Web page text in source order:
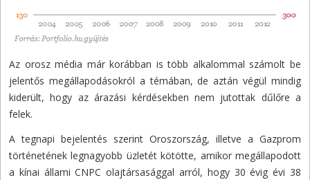
Az orosz média már korábban is több alkalommal számolt be
jelentős megállapodásokról a témában, de aztán végül mindig
kiderült, hogy az árazási kérdésekben nem jutottak dűlőre a
felek.
A tegnapi bejelentés szerint Oroszország, illetve a Gazprom
történetének legnagyobb üzletét kötötte, amikor megállapodott
a kínai állami CNPC olajtársasággal arról, hogy 30 évig évi 38